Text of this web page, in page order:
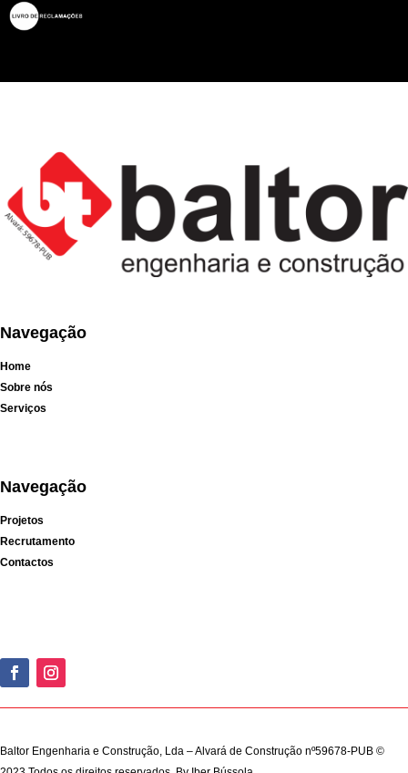
Navegação
Home
Sobre nós
Serviços
Navegação
Projetos
Recrutamento
Contactos
Baltor Engenharia e Construção, Lda – Alvará de Construção nº59678-PUB ©